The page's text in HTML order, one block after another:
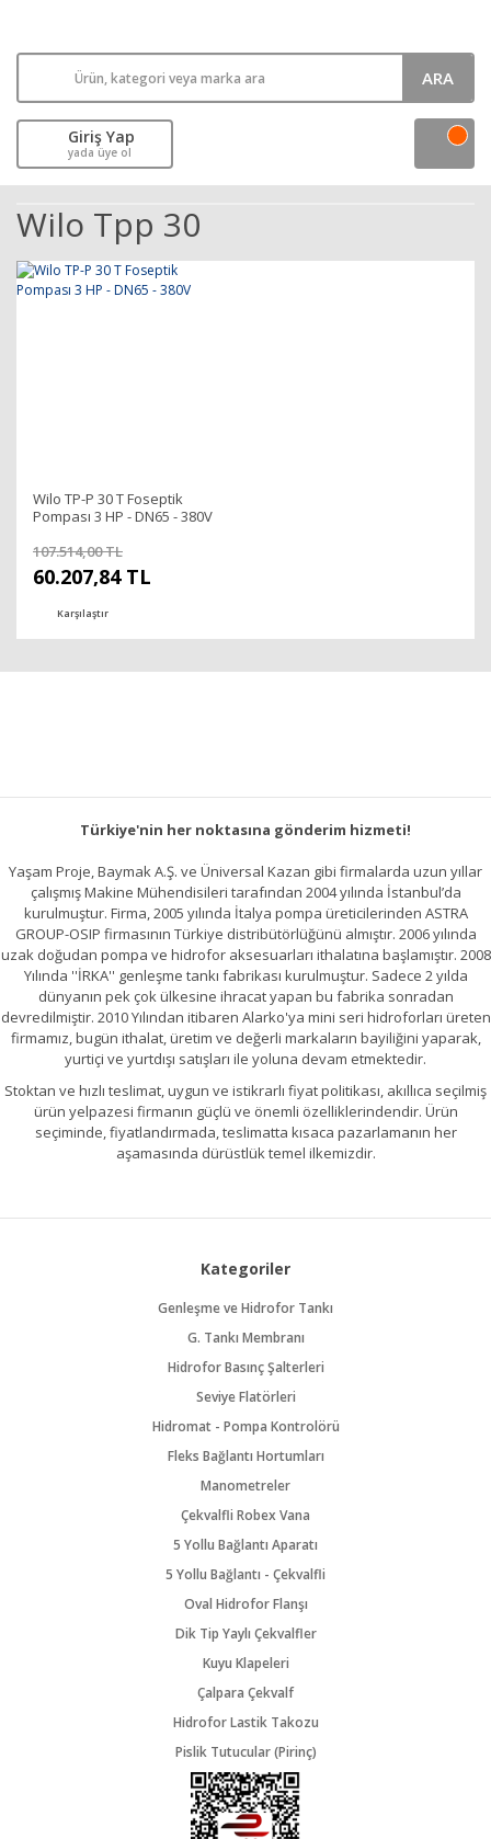
ARA
Giriş Yap
yada üye ol
Wilo Tpp 30
Wilo TP-P 30 T Foseptik
Pompası 3 HP - DN65 - 380V
107.514,00 TL
60.207,84 TL
Karşılaştır
Türkiye'nin her noktasına gönderim hizmeti!
Yaşam Proje, Baymak A.Ş. ve Üniversal Kazan gibi firmalarda uzun yıllar
çalışmış Makine Mühendisileri tarafından 2004 yılında İstanbul’da
kurulmuştur. Firma, 2005 yılında İtalya pompa üreticilerinden ASTRA
GROUP-OSIP firmasının Türkiye distribütörlüğünü almıştır. 2006 yılında
uzak doğudan pompa ve hidrofor aksesuarları ithalatına başlamıştır. 2008
Yılında ''İRKA'' genleşme tankı fabrikası kurulmuştur. Sadece 2 yılda
dünyanın pek çok ülkesine ihracat yapan bu fabrika sonradan
devredilmiştir. 2010 Yılından itibaren Alarko'ya mini seri hidroforları üreten
firmamız, bugün ithalat, üretim ve değerli markaların bayiliğini yaparak,
yurtiçi ve yurtdışı satışları ile yoluna devam etmektedir.
Stoktan ve hızlı teslimat, uygun ve istikrarlı fiyat politikası, akıllıca seçilmiş
ürün yelpazesi firmanın güçlü ve önemli özelliklerindendir. Ürün
seçiminde, fiyatlandırmada, teslimatta kısaca pazarlamanın her
aşamasında dürüstlük temel ilkemizdir.
Kategoriler
Genleşme ve Hidrofor Tankı
G. Tankı Membranı
Hidrofor Basınç Şalterleri
Seviye Flatörleri
Hidromat - Pompa Kontrolörü
Fleks Bağlantı Hortumları
Manometreler
Çekvalfli Robex Vana
5 Yollu Bağlantı Aparatı
5 Yollu Bağlantı - Çekvalfli
Oval Hidrofor Flanşı
Dik Tip Yaylı Çekvalfler
Kuyu Klapeleri
Çalpara Çekvalf
Hidrofor Lastik Takozu
Pislik Tutucular (Pirinç)